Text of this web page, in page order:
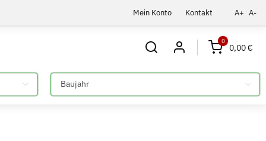
Mein Konto Kontakt A+ A-
0
0,00 €
Bitte auswählen